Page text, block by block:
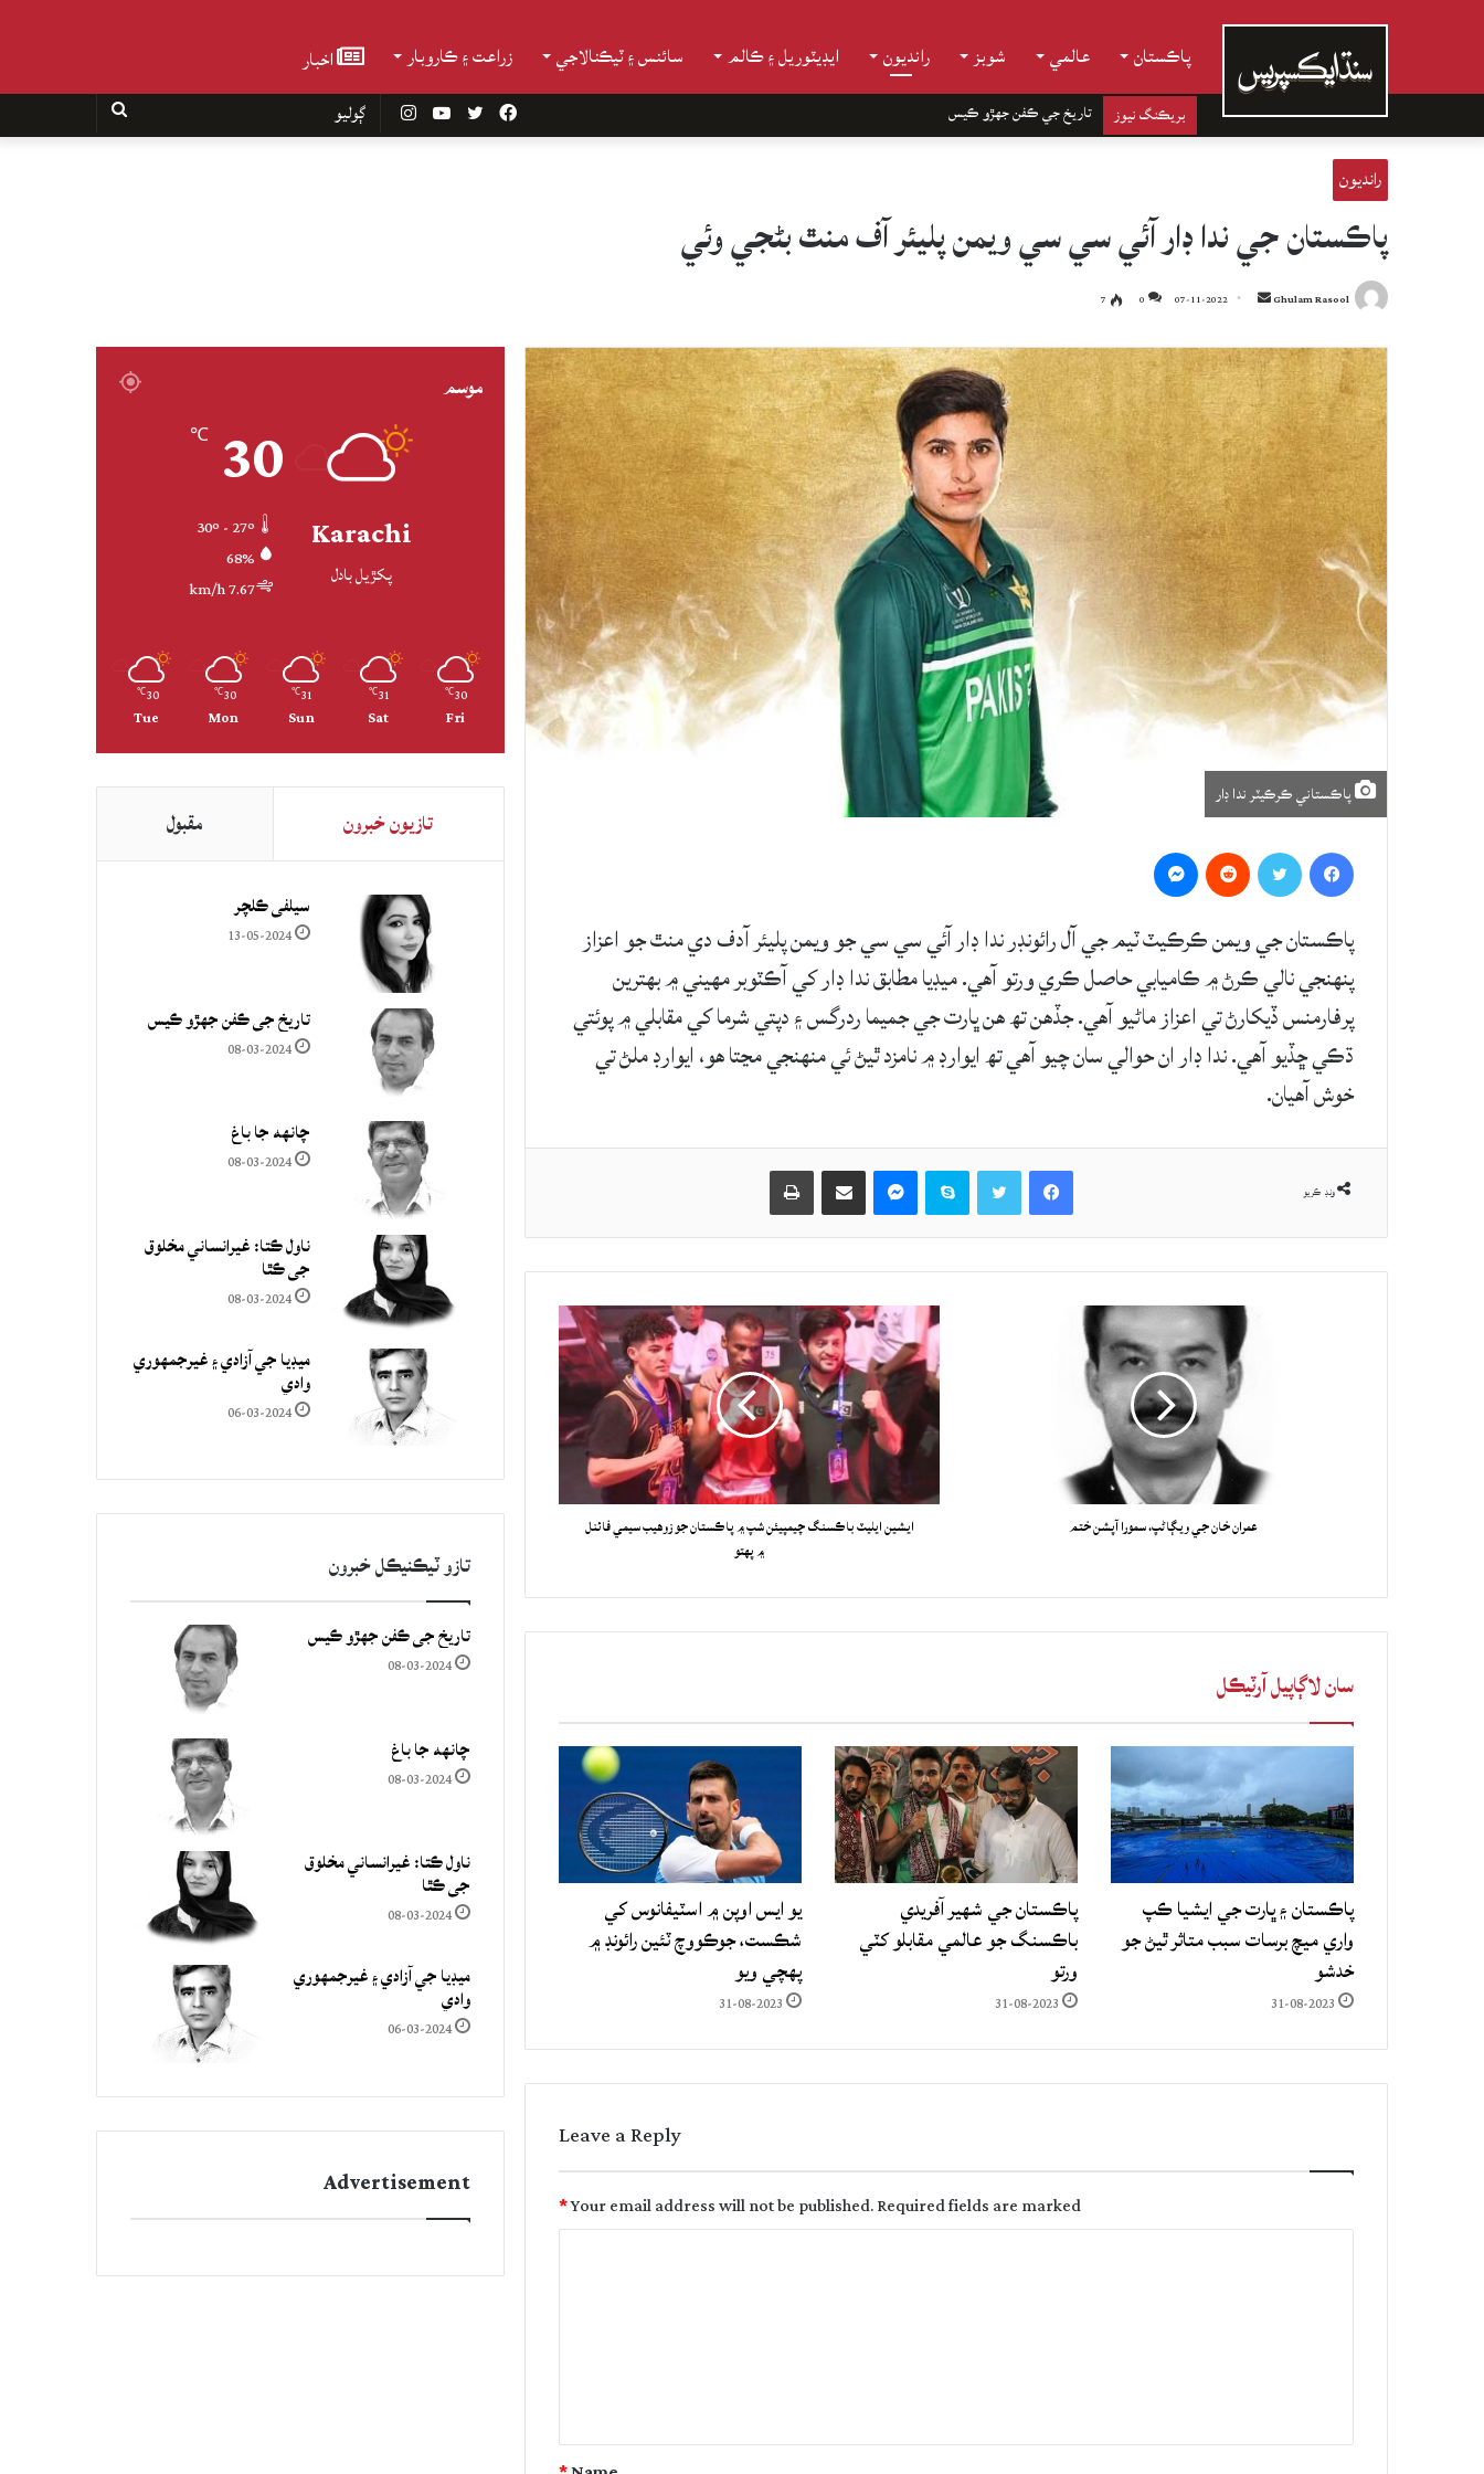
پاڪستان عالمي شوبز رانديون ايڊيٽوريل ۽ ڪالم سائنس ۽ ٽيڪنالاجي زراعت ۽ ڪاروبار اخبار
بريڪنگ نيوز تاريخ جي ڪفن جھڙو ڪيس InstagramYouTube Twitter
Facebook
رانديون
پاڪستان جي ندا ڊار آئي سي سي ويمن پليئر آف منٿ بڻجي وئي
Ghulam Rasool
Send
email
07-11-2022
0
7
پاڪستاني ڪرڪيٽر ندا ڊار
پاڪستان جي ويمن ڪرڪيٽ ٽيم جي آل رائونڊر ندا ڊار آئي سي سي جو ويمن پليئر آدف دي منٿ جو اعزاز
پنهنجي نالي ڪرڻ ۾ ڪاميابي حاصل ڪري ورتو آهي. ميڊيا مطابق ندا ڊار کي آڪٽوبر مهيني ۾ بهترين
پرفارمنس ڏيکارڻ تي اعزاز ماڻيو آهي. جڏهن تھ هن ڀارت جي جميما ردرگس ۽ دپتي شرما کي مقابلي ۾ پوئتي
ڌڪي ڇڏيو آهي. ندا ڊار ان حوالي سان چيو آهي تھ ايوارڊ ۾ نامزد ٿيڻ ئي منهنجي مڃتا هو، ايوارڊ ملڻ تي
خوش آهيان.
ونڊ ڪريو
Facebook
Skype حصيداري ڪريو اي ميل ذريعي
عمران خان جي ويڳاڻپ، سمورا آپشن ختم
ايشين ايليٽ باڪسنگ چيمپيئن شپ ۾ پاڪستان جو زوهيب سيمي فائنل
۾ پهتو
سان لاڳاپيل آرٽيڪل
پاڪستان ۽ ڀارت جي ايشيا ڪپ
واري ميچ برسات سبب متاثر ٿيڻ جو
خدشو
31-08-2023
پاڪستان جي شهير آفريدي
باڪسنگ جو عالمي مقابلو کٽي
ورتو
31-08-2023
يو ايس اوپن ۾ اسٽيفانوس کي
شڪست، جوڪووچ ٽئين رائونڊ ۾
پهچي ويو
31-08-2023
Leave a Reply
Your email address will not be published.Required fields are marked
*
t
موسم
Karachi
پکڙيل بادل
30
℃
68%
7.67 km/h
30
℃
Fri
31
℃
Sat
31
℃
Sun
30
℃
Mon
30
℃
Tue
تازيون خبرون مقبول
سيلفي ڪلچر
13-05-2024
تاريخ جي ڪفن جھڙو ڪيس
08-03-2024
چانهه جا باغ
08-03-2024
ناول ڪتا: غيرانساني مخلوق
جي ڪٿا
08-03-2024
ميڊيا جي آزادي ۽ غيرجمھوري
وادي
06-03-2024
تازو ٽيڪنيڪل خبرون
تاريخ جي ڪفن جھڙو ڪيس
08-03-2024
چانهه جا باغ
08-03-2024
ناول ڪتا: غيرانساني مخلوق
جي ڪٿا
08-03-2024
ميڊيا جي آزادي ۽ غيرجمھوري
وادي
06-03-2024
Advertisement